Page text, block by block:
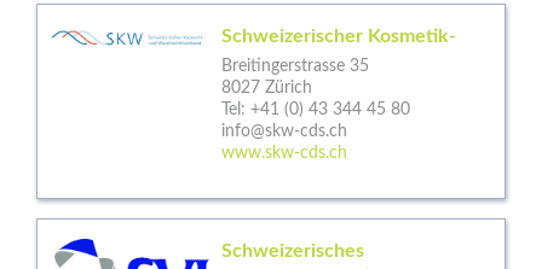
Schweizerischer Kosmetik-
Breitingerstrasse 35
8027 Zürich
Tel: +41 (0) 43 344 45 80
info@skw-cds.ch
www.skw-cds.ch
Schweizerisches